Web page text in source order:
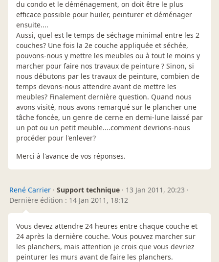
du condo et le déménagement, on doit être le plus
efficace possible pour huiler, peinturer et déménager
ensuite....
Aussi, quel est le temps de séchage minimal entre les 2
couches? Une fois la 2e couche appliquée et séchée,
pouvons-nous y mettre les meubles ou à tout le moins y
marcher pour faire nos travaux de peinture ? Sinon, si
nous débutons par les travaux de peinture, combien de
temps devons-nous attendre avant de mettre les
meubles? Finalement dernière question. Quand nous
avons visité, nous avons remarqué sur le plancher une
tâche foncée, un genre de cerne en demi-lune laissé par
un pot ou un petit meuble....comment devrions-nous
procéder pour l'enlever?
Merci à l'avance de vos réponses.
René Carrier · Support technique · 13 Jan 2011, 20:23 ·
Dernière édition : 14 Jan 2011, 18:12
Vous devez attendre 24 heures entre chaque couche et
24 après la dernière couche. Vous pouvez marcher sur
les planchers, mais attention je crois que vous devriez
peinturer les murs avant de faire les planchers.